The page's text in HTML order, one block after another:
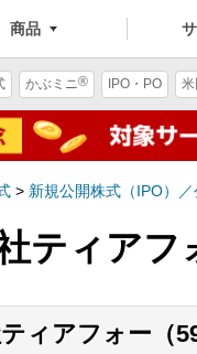
商品
かぶミニ® IPO・PO
> 新規公開株式（IPO）
ティアフ
ィアフォー（